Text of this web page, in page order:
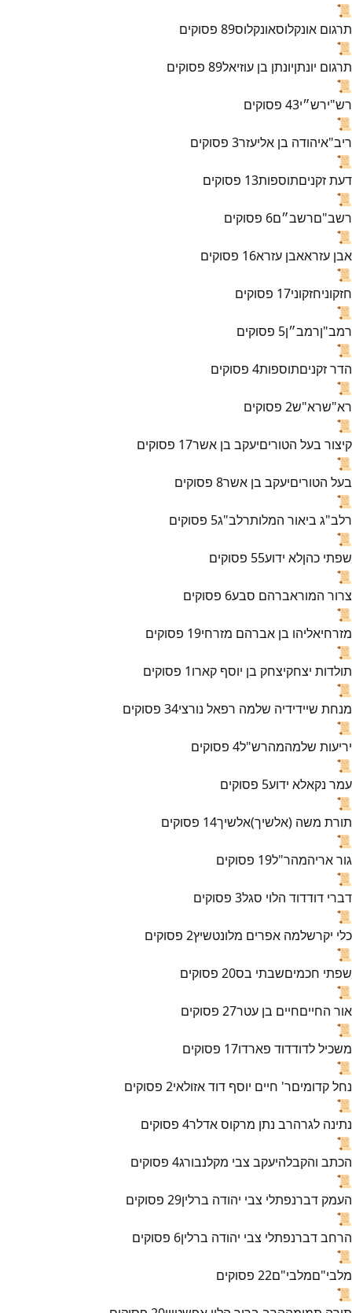
📜
תרגום אונקלוסאונקלוס89 פסוקים
📜
תרגום יונתןיונתן בן עוזיאל89 פסוקים
📜
רש"ירש״י43 פסוקים
📜
ריב"איהודה בן אליעזר3 פסוקים
📜
דעת זקניםתוספות13 פסוקים
📜
רשב"םרשב״ם6 פסוקים
📜
אבן עזראאבן עזרא16 פסוקים
📜
חזקוניחזקוני17 פסוקים
📜
רמב"ןרמב״ן5 פסוקים
📜
הדר זקניםתוספות4 פסוקים
📜
רא"שרא"ש2 פסוקים
📜
קיצור בעל הטוריםיעקב בן אשר17 פסוקים
📜
בעל הטוריםיעקב בן אשר8 פסוקים
📜
רלב"ג ביאור המלותרלב"ג5 פסוקים
📜
שפתי כהןלא ידוע55 פסוקים
📜
צרור המוראברהם סבע6 פסוקים
📜
מזרחיאליהו בן אברהם מזרחי19 פסוקים
📜
תולדות יצחקיצחק בן יוסף קארו1 פסוקים
📜
מנחת שיידידיה שלמה רפאל נורצי34 פסוקים
📜
יריעות שלמהמהרש"ל4 פסוקים
📜
עמר נקאלא ידוע5 פסוקים
📜
תורת משה (אלשיך)אלשיך14 פסוקים
📜
גור אריהמהר"ל19 פסוקים
📜
דברי דודדוד הלוי סגל3 פסוקים
📜
כלי יקרשלמה אפרים מלונטשיץ2 פסוקים
📜
שפתי חכמיםשבתי בס20 פסוקים
📜
אור החייםחיים בן עטר27 פסוקים
📜
משכיל לדודדוד פארדו17 פסוקים
📜
נחל קדומיםר' חיים יוסף דוד אזולאי2 פסוקים
📜
נתינה לגרהרב נתן מרקוס אדלר4 פסוקים
📜
הכתב והקבלהיעקב צבי מקלנבורג4 פסוקים
📜
העמק דברנפתלי צבי יהודה ברלין29 פסוקים
📜
הרחב דברנפתלי צבי יהודה ברלין6 פסוקים
📜
מלבי"םמלבי"ם22 פסוקים
📜